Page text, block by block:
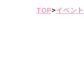
TOP>イベント